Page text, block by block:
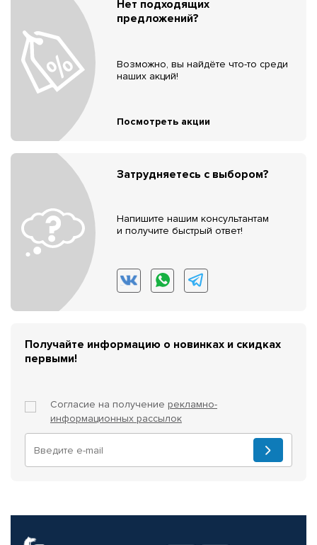
Нет подходящих
предложений?
Возможно, вы найдёте что-то среди
наших акций!
Посмотреть акции
Затрудняетесь с выбором?
Напишите нашим консультантам
и получите быстрый ответ!
Получайте информацию о новинках и скидках
первыми!
Согласие на получение рекламно-
информационных рассылок